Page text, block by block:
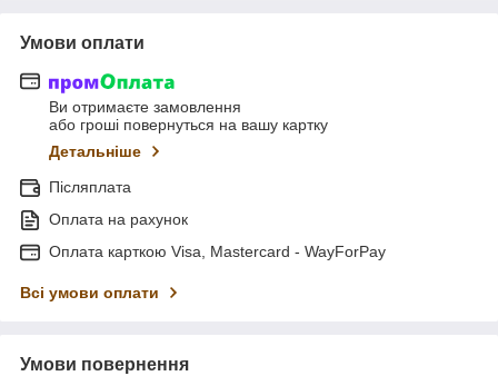
Умови оплати
Ви отримаєте замовлення
або гроші повернуться на вашу картку
Детальніше
Післяплата
Оплата на рахунок
Оплата карткою Visa, Mastercard - WayForPay
Всі умови оплати
Умови повернення